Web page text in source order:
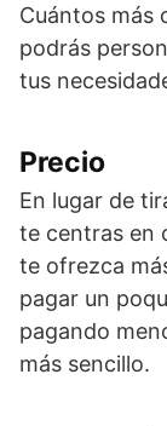
Cuántos más
podrás
tus
Precio
En lugar de
te centras en
te ofrezca
pagar un
pagando
más sencillo.